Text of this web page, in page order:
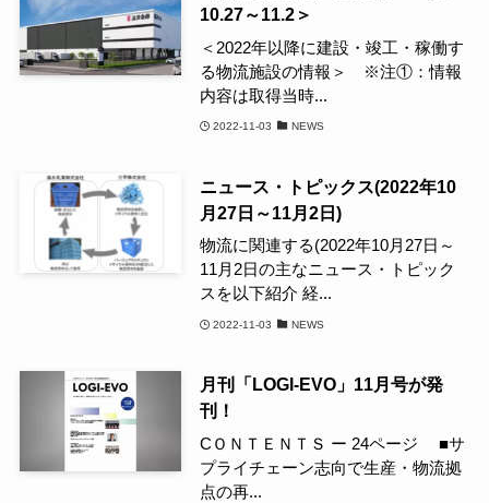
10.27～11.2＞
＜2022年以降に建設・竣工・稼働す
る物流施設の情報＞ ※注①：情報
内容は取得当時...
2022-11-03 NEWS
ニュース・トピックス(2022年10
月27日～11月2日)
物流に関連する(2022年10月27日～
11月2日の主なニュース・トピック
スを以下紹介 経...
2022-11-03 NEWS
月刊「LOGI-EVO」11月号が発
刊！
CＯＮＴＥＮＴＳ ー 24ページ ■サ
プライチェーン志向で生産・物流拠
点の再...